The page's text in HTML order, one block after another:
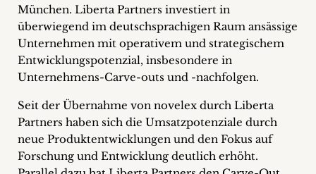
Podcasts
+
Team
Philosophie
München. Liberta Partners investiert in
überwiegend im deutschsprachigen Raum ansässige
Unternehmen mit operativem und strategischem
Entwicklungspotenzial, insbesondere in
Unternehmens-Carve-outs und -nachfolgen.
Seit der Übernahme von novelex durch Liberta
Partners haben sich die Umsatzpotenziale durch
neue Produktentwicklungen und den Fokus auf
Forschung und Entwicklung deutlich erhöht.